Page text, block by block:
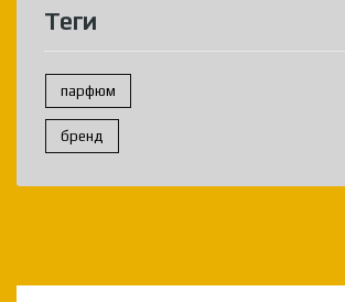
Теги
парфюм
бренд